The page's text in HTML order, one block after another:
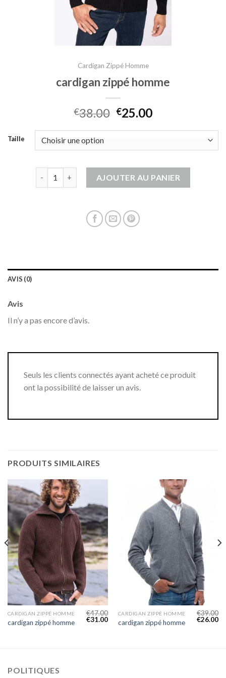
Cardigan Zippé Homme
cardigan zippé homme
€38.00 €25.00
Taille
AJOUTER AU PANIER
AVIS (0)
Avis
Il n’y a pas encore d’avis.
Seuls les clients connectés ayant acheté ce produit
ont la possibilité de laisser un avis.
PRODUITS SIMILAIRES
CARDIGAN ZIPPÉ HOMME
cardigan zippé homme
€47.00
€31.00
CARDIGAN ZIPPÉ HOMME
cardigan zippé homme
€39.00
€26.00
POLITIQUES